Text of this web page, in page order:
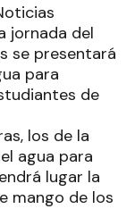
jornada del
se presentará
para
de
los de la
agua para
lugar la
mango de los